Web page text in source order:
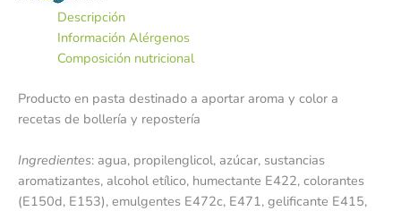
Descripción
Información Alérgenos
Composición nutricional
Producto en pasta destinado a aportar aroma y color a
recetas de bollería y repostería
Ingredientes: agua, propilenglicol, azúcar, sustancias
aromatizantes, alcohol etílico, humectante E422, colorantes
(E150d, E153), emulgentes E472c, E471, gelificante E415,